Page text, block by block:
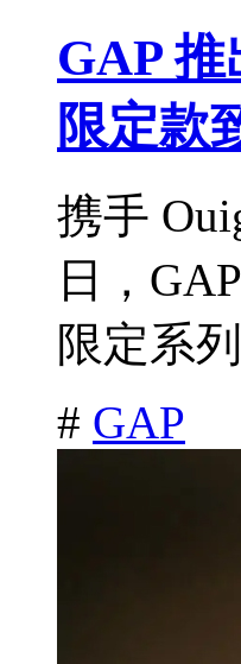
GAP
限定款
携手
日，
限定系
# GAP